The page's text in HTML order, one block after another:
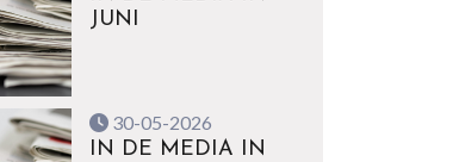
JUNI
30-05-2026
IN DE MEDIA IN